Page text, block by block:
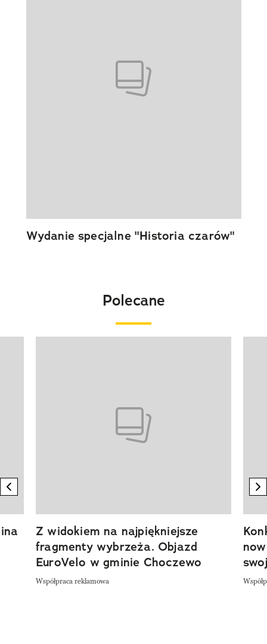
Wydanie specjalne "Historia czarów"
Polecane
previous element
Z widokiem na najpiękniejsze
fragmenty wybrzeża. Objazd
EuroVelo w gminie Choczewo
Współpraca reklamowa